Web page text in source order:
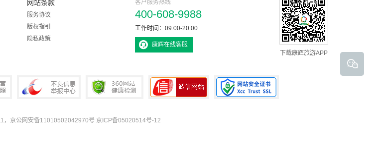
网站条款
服务协议
版权指引
隐私政策
下载康辉旅游APP
客户服务热线
400-608-9988
工作时间：09:00-20:00
康辉在线客服
，京公网安备11010502042970号 京ICP备05020514号-12